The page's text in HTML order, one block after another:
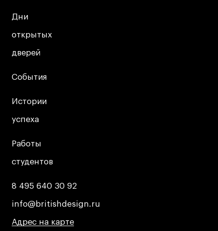
Дни
открытых
дверей
Дни
открытых
дверей
События
События
Истории
успеха
Истории
успеха
Работы
студентов
Работы
студентов
8 495 640 30 92
8 495 640 30 92
info@britishdesign.ru
info@britishdesign.ru
Адрес на карте
Адрес на карте
Адрес на карте